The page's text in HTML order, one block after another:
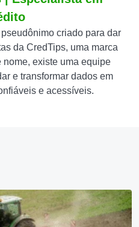
criado para dar
da CredTips, uma marca
nome, existe uma equipe
e transformar dados em
e acessíveis.